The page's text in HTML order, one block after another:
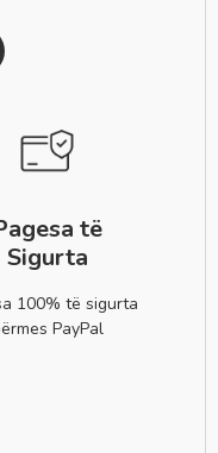
të
Sigurta
100% të sigurta
PayPal